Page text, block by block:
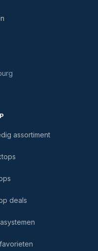
assortiment
deals